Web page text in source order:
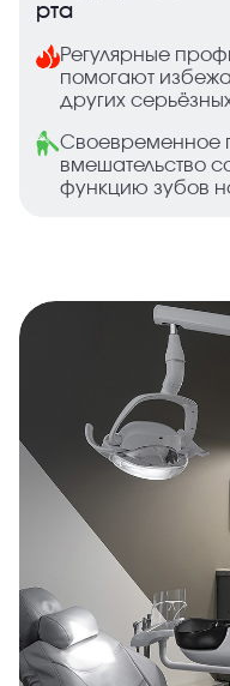
рта
Регулярные
помогают
других
Своевременное
вмешательство
функцию зубов